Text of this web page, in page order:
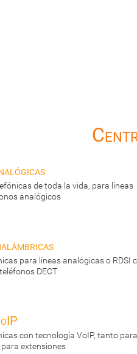
de toda la vida, para líneas
analógicos
para líneas analógicas o RDSI
DECT
con tecnología VoIP, tanto
extensiones